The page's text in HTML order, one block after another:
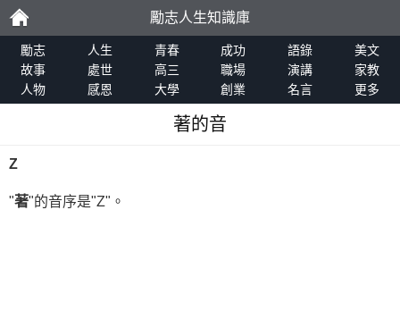
勵
志
勵志人生知識庫
勵志 人生 青春 成功 語錄
美文
故事
處世 高三 職場 演講
家教
人物
感恩 大學 創業 名言 更多
著的音
Z
"著"的音序是"Z"。